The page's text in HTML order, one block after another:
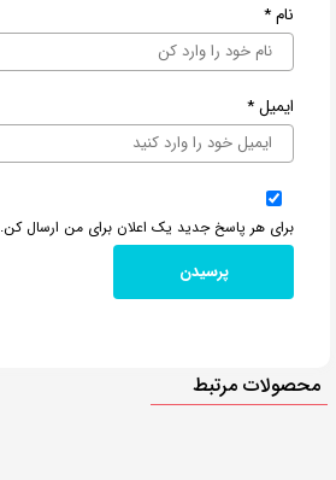
نام*
ایمیل*
برای هر پاسخ جدید یک اعلان برای من ارسال کن.
محصولات مرتبط